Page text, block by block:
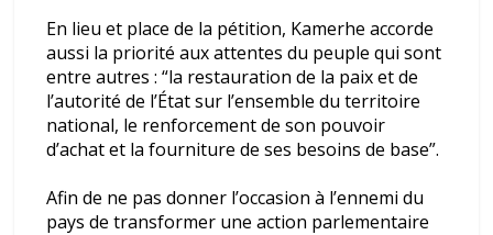
En lieu et place de la pétition, Kamerhe accorde
aussi la priorité aux attentes du peuple qui sont
entre autres : “la restauration de la paix et de
l’autorité de l’État sur l’ensemble du territoire
national, le renforcement de son pouvoir
d’achat et la fourniture de ses besoins de base”.
Afin de ne pas donner l’occasion à l’ennemi du
pays de transformer une action parlementaire